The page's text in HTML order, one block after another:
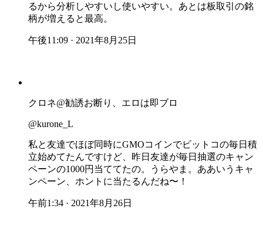
るから分析しやすいし使いやすい。あとは板取引の銘
柄が増えると最高。
午後11:09 · 2021年8月25日
クロネ@勧誘お断り、エロは即ブロ
@kurone_L
私と友達でほぼ同時にGMOコインでビットコの毎日積
立始めてたんですけど、昨日友達が毎日抽選のキャン
ペーンの1000円当ててたの。うらやま。ああいうキャ
ンペーン、ホントに当たるんだね〜！
午前1:34 · 2021年8月26日